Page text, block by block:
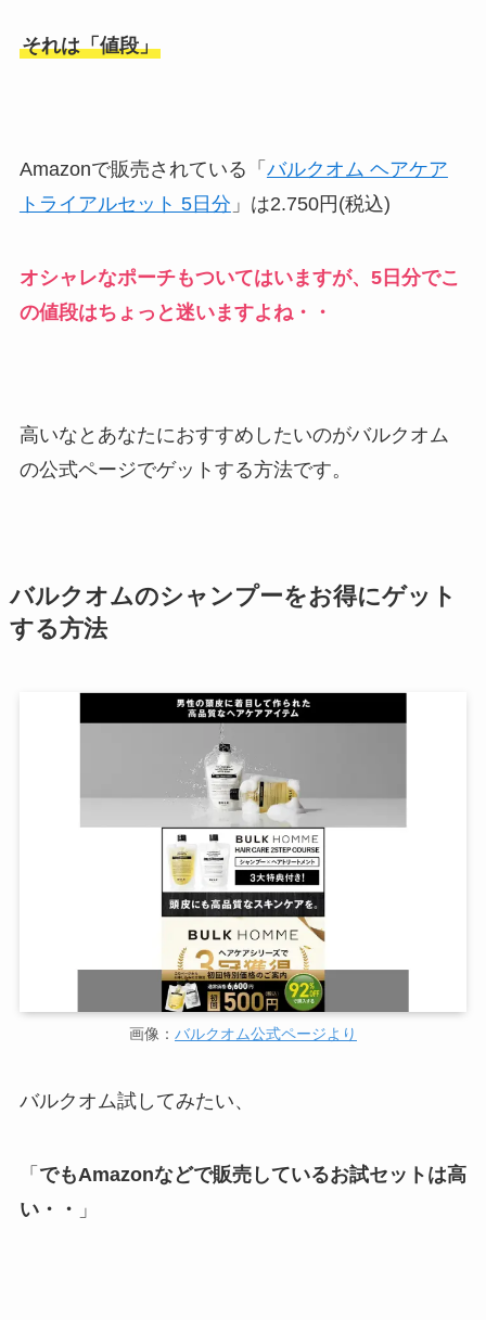
それは「値段」
Amazonで販売されている「 バルクオム ヘアケア
トライアルセット 5日分 」は2.750円(税込)
オシャレなポーチもついてはいますが、5日分でこ
の値段はちょっと迷いますよね・・
高いなとあなたにおすすめしたいのがバルクオム
の公式ページでゲットする方法です。
バルクオムのシャンプーをお得にゲット
する方法
画像： バルクオム公式ページより
バルクオム試してみたい、
「 でもAmazonなどで販売しているお試セットは高
い・・ 」